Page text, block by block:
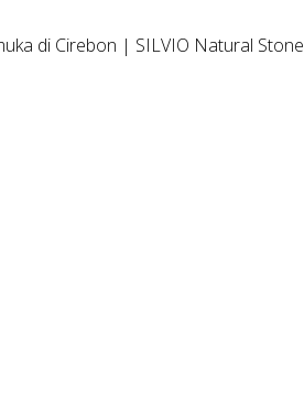
di Cirebon | SILVIO Natural Stone